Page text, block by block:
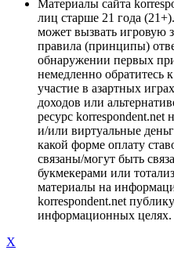
Материалы сайта
лиц старше 21 года
может вызвать игровую
правила (принципы)
обнаружении первых
немедленно обратитесь
участие в азартных
доходов или
ресурс korrespondent.net
и/или виртуальные
какой форме оплату
связаны/могут быть
букмекерами или
материалы на
korrespondent.net
информационных целях.
X